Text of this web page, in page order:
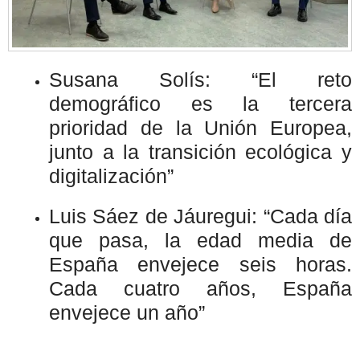
Susana Solís: “El reto
demográfico es la tercera
prioridad de la Unión Europea,
junto a la transición ecológica y
digitalización”
Luis Sáez de Jáuregui: “Cada día
que pasa, la edad media de
España envejece seis horas.
Cada cuatro años, España
envejece un año”